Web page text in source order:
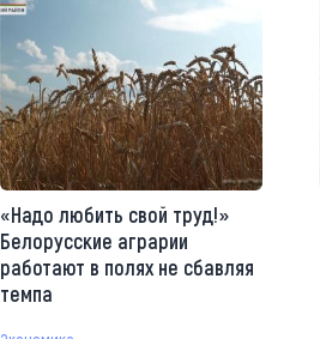
«Надо любить свой труд!»
Белорусские аграрии
работают в полях не сбавляя
темпа